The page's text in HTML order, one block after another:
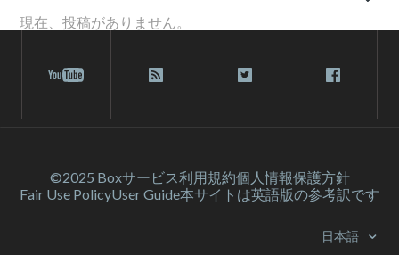
現在、投稿がありません。
©2025 Boxサービス利⽤規約個人情報保護方針
Fair Use PolicyUser Guide本サイトは英語版の参考訳です
日本語